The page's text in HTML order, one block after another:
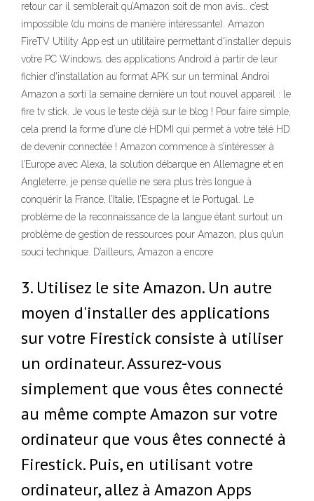
retour car il semblerait qu’Amazon soit de mon avis… c’est
impossible (du moins de manière intéressante). Amazon
FireTV Utility App est un utilitaire permettant d'installer depuis
votre PC Windows, des applications Android à partir de leur
fichier d'installation au format APK sur un terminal Androi
Amazon a sorti la semaine dernière un tout nouvel appareil : le
fire tv stick. Je vous le teste déjà sur le blog ! Pour faire simple,
cela prend la forme d’une clé HDMI qui permet à votre télé HD
de devenir connectée ! Amazon commence à s’intéresser à
l’Europe avec Alexa, la solution débarque en Allemagne et en
Angleterre, je pense qu’elle ne sera plus très longue à
conquérir la France, l’Italie, l’Espagne et le Portugal. Le
problème de la reconnaissance de la langue étant surtout un
problème de gestion de ressources pour Amazon, plus qu’un
souci technique. D’ailleurs, Amazon a encore
3. Utilisez le site Amazon. Un autre
moyen d'installer des applications
sur votre Firestick consiste à utiliser
un ordinateur. Assurez-vous
simplement que vous êtes connecté
au même compte Amazon sur votre
ordinateur que vous êtes connecté à
Firestick. Puis, en utilisant votre
ordinateur, allez à Amazon Apps